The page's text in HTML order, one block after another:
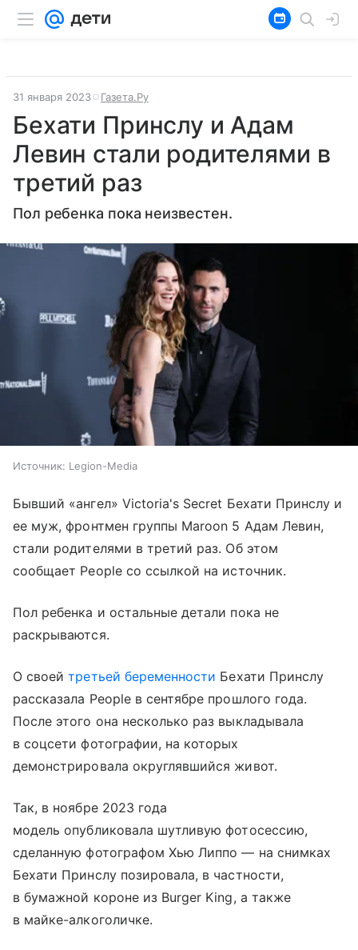
31 января 2023 Газета.Ру
Бехати Принслу и Адам
Левин стали родителями в
третий раз
Пол ребенка пока неизвестен.
Источник: Legion-Media
Бывший «ангел» Victoria's Secret Бехати Принслу и
ее муж, фронтмен группы Maroon 5 Адам Левин,
стали родителями в третий раз. Об этом
сообщает People со ссылкой на источник.
Пол ребенка и остальные детали пока не
раскрываются.
О своейтретьей беременности Бехати Принслу
рассказала People в сентябре прошлого года.
После этого она несколько раз выкладывала
в соцсети фотографии, на которых
демонстрировала округлявшийся живот.
Так, в ноябре 2023 года
модель опубликовала шутливую фотосессию,
сделанную фотографом Хью Липпо — на снимках
Бехати Принслу позировала, в частности,
в бумажной короне из Burger King, а также
в майке-алкоголичке.